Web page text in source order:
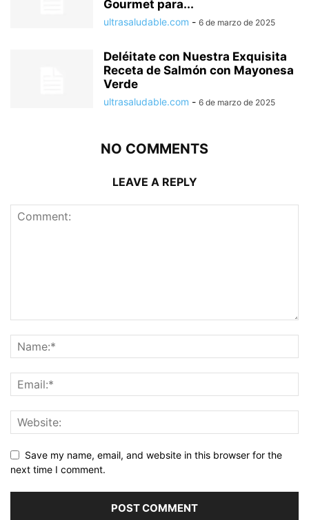
Gourmet para...
ultrasaludable.com - 6 de marzo de 2025
Deléitate con Nuestra Exquisita
Receta de Salmón con Mayonesa
Verde
ultrasaludable.com - 6 de marzo de 2025
NO COMMENTS
LEAVE A REPLY
Save my name, email, and website in this browser for the
next time I comment.